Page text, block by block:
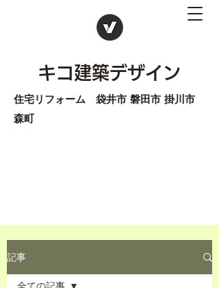
キコ建築デザイン
住宅リフォーム 袋井市 磐田市 掛川市
森町
記事